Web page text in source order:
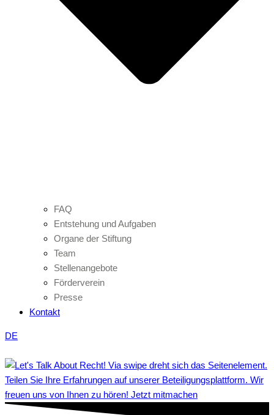
FAQ
Entstehung und Aufgaben
Organe der Stiftung
Team
Stellenangebote
Förderverein
Presse
Kontakt
DE
Teilen Sie Ihre Erfahrungen auf unserer Beteiligungsplattform. Wir
freuen uns von Ihnen zu hören! Jetzt mitmachen